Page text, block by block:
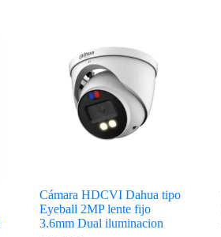
Cámara HDCVI Dahua tipo
Eyeball 2MP lente fijo
3.6mm Dual iluminacion